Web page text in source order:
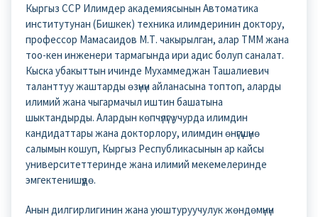
Кыргыз ССР Илимдер академиясынын Автоматика
институтунан (Бишкек) техника илимдеринин доктору,
профессор Мамасаидов М.Т. чакырылган, алар TMM жана
тоо-кен инженери тармагында ири адис болуп саналат.
Кыска убакыттын ичинде Мухаммеджан Ташалиевич
таланттуу жаштарды өзүнүн айланасына топтоп, аларды
илимий жана чыгармачыл иштин башатына
шыктандырды. Алардын көпчүлүгү учурда илимдин
кандидаттары жана докторлору, илимдин өнүгүшүнө
салымын кошуп, Кыргыз Республикасынын ар кайсы
университеттеринде жана илимий мекемелеринде
эмгектенишүүдө.
Анын дилгирлигинин жана уюштуруучулук жөндөмүнүн